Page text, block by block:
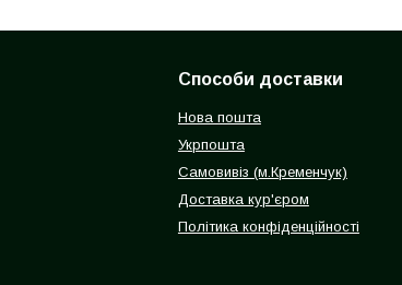
Способи доставки
Нова пошта
Укрпошта
Самовивіз (м.Кременчук)
Доставка кур'єром
Політика конфіденційності